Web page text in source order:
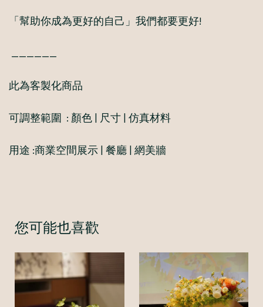
「幫助你成為更好的自己」我們都要更好!
______
此為客製化商品
可調整範圍 : 顏色 | 尺寸 | 仿真材料
用途 :商業空間展示 | 餐廳 | 網美牆
您可能也喜歡